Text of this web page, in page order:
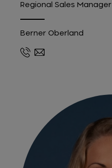
Regional Sales Manager
Berner Oberland